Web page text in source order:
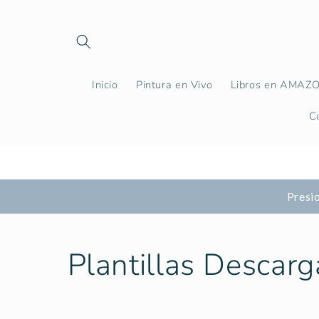
Inicio Pintura en Vivo Libros en
C
Plantillas